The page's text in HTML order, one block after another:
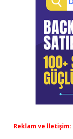
Reklam ve İletişim: